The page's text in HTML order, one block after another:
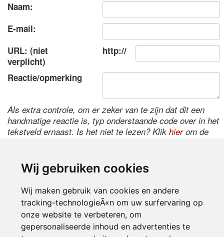
Wij gebruiken cookies
Wij maken gebruik van cookies en andere
tracking-technologieÃ«n om uw surfervaring op
onze website te verbeteren, om
gepersonaliseerde inhoud en advertenties te
Naam:
E-mail:
URL: (niet
verplicht)
http://
Reactie/opmerking
Als extra controle, om er zeker van te zijn dat dit een
handmatige reactie is, typ onderstaande code over in het
tekstveld ernaast. Is het niet te lezen? Klik hierom de